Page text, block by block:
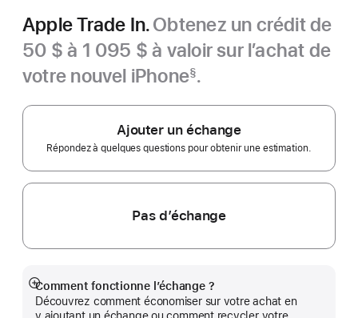
Apple Trade In.Obtenez un crédit de
50 $ à 1 095 $ à valoir sur l’achat de
votre nouvel iPhone
de
bas
§.
Ajouter un échange
Répondez à quelques questions pour obtenir une estimation.
Pas d’échange
Comment fonctionne l’échange ?
Découvrez comment économiser sur votre achat en
En
montrer